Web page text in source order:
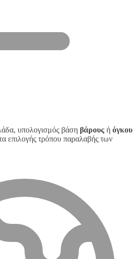
υπολογισμός βάση βάρους ή όγκου
επιλογής τρόπου παραλαβής των